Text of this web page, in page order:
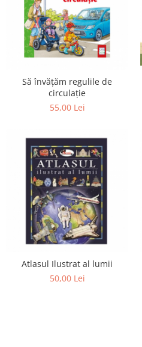
Să învățăm regulile de
circulație
55,00 Lei
Atlasul Ilustrat al lumii
50,00 Lei